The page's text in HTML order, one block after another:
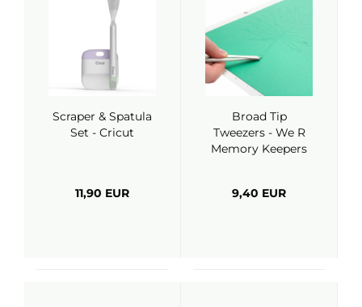
Scraper & Spatula
Set - Cricut
11,90 EUR
Broad Tip
Tweezers - We R
Memory Keepers
9,40 EUR